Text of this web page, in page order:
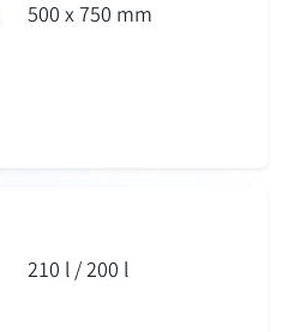
500 x 750 mm
210 l / 200 l